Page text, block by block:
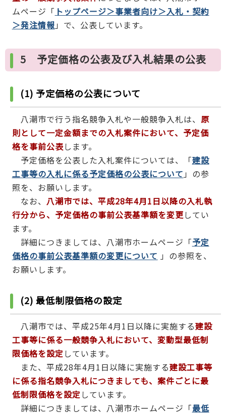
ムページ「 トップページ＞事業者向け＞入札・契約
＞発注情報 」で、公表しています。
5 予定価格の公表及び入札結果の公表
(1) 予定価格の公表について
八潮市で行う指名競争入札や一般競争入札は、 原
則として一定金額までの入札案件において、予定価
格を事前公表します。
予定価格を公表した入札案件については、「建設
工事等の入札に係る予定価格の公表について 」の参
照を、お願いします。
なお、 八潮市では、平成28年4月1日以降の入札執
行分から、予定価格の事前公表基準額を変更してい
ます。
詳細につきましては、八潮市ホームページ「予定
価格の事前公表基準額の変更について 」の参照を、
お願いします。
(2) 最低制限価格の設定
八潮市では、平成25年4月1日以降に実施する建設
工事等に係る一般競争入札において、変動型最低制
限価格を設定 しています。
また、平成28年4月1日以降に実施する建設工事等
に係る指名競争入札につきましても、案件ごとに最
低制限価格を設定 しています。
詳細につきましては、八潮市ホームページ「最低